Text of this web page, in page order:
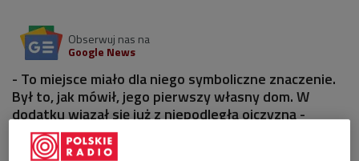
Obserwuj nas na
Google News
- To miejsce miało dla niego symboliczne znaczenie.
Był to, jak mówił, jego pierwszy własny dom. W
dodatku wiązał się już z niepodległą ojczyzną -
podkreślała kustosz Ewa Nawój, opowiadając o willi
"Świt" w Konstancinie-Jeziornie.